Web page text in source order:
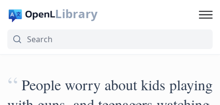
Library
“ People worry about kids playing